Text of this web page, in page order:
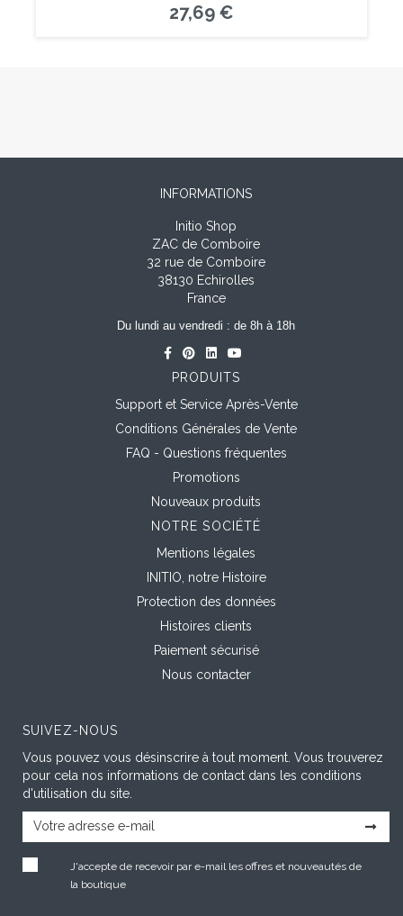
27,69 €
INFORMATIONS
Initio Shop
ZAC de Comboire
32 rue de Comboire
38130 Echirolles
France
Du lundi au vendredi : de 8h à 18h
PRODUITS
Support et Service Après-Vente
Conditions Générales de Vente
FAQ - Questions fréquentes
Promotions
Nouveaux produits
NOTRE SOCIÉTÉ
Mentions légales
INITIO, notre Histoire
Protection des données
Histoires clients
Paiement sécurisé
Nous contacter
SUIVEZ-NOUS
Vous pouvez vous désinscrire à tout moment. Vous trouverez
pour cela nos informations de contact dans les conditions
d'utilisation du site.
J'accepte de recevoir par e-mail les offres et nouveautés de
la boutique